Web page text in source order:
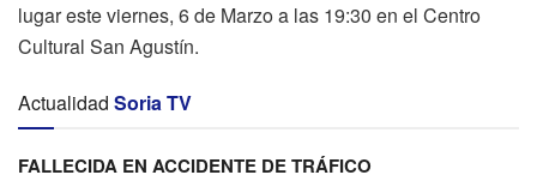
lugar este viernes, 6 de Marzo a las 19:30 en el Centro
Cultural San Agustín.
Actualidad Soria TV
FALLECIDA EN ACCIDENTE DE TRÁFICO